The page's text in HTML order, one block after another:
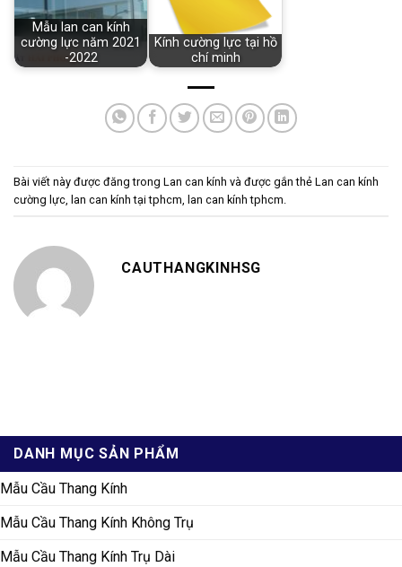
Mẫu lan can kính
cường lực năm 2021
-2022
Kính cường lực tại hồ
chí minh
Bài viết này được đăng trong Lan can kính và được gắn thẻ Lan can kính
cường lực lan can kính tại tphcm lan can kính tphcm
CAUTHANGKINHSG
DANH MỤC SẢN PHẨM
Mẫu Cầu Thang Kính
Mẫu Cầu Thang Kính Không Trụ
Mẫu Cầu Thang Kính Trụ Dài